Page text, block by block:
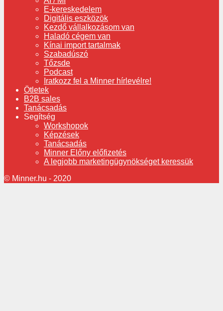
E-kereskedelem
Digitális eszközök
Kezdő vállalkozásom van
Haladó cégem van
Kínai import tartalmak
Szabadúszó
Tőzsde
Podcast
Iratkozz fel a Minner hírlevélre!
Ötletek
B2B sales
Tanácsadás
Segítség
Workshopok
Képzések
Tanácsadás
Minner Előny előfizetés
A legjobb marketingügynökséget keressük
© Minner.hu - 2020